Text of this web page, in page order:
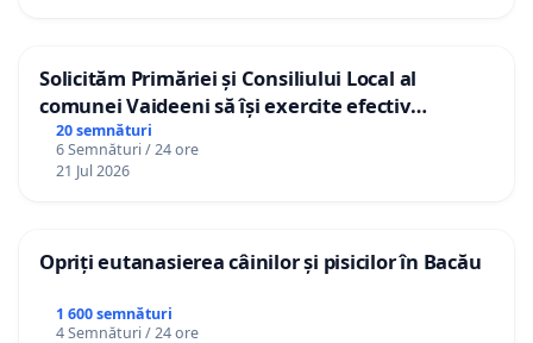
Solicităm Primăriei și Consiliului Local al
comunei Vaideeni să își exercite efectiv
atribuțiile legale și să reprezinte interesele
cetățenilor în raport cu APAVIL S.A, operatorul
serviciului de apă!
20 semnături
6 Semnături / 24 ore
21 Jul 2026
Opriți eutanasierea câinilor și pisicilor în Bacău
1 600 semnături
4 Semnături / 24 ore